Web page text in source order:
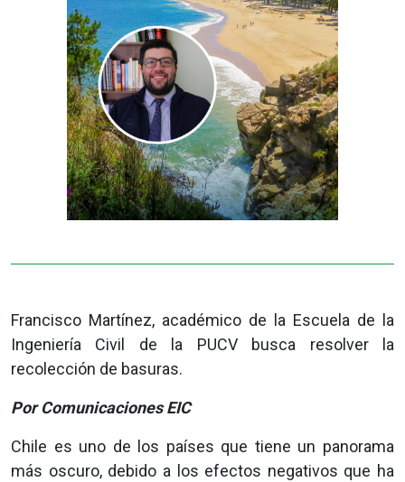
Francisco Martínez, académico de la Escuela de la
Ingeniería Civil de la PUCV busca resolver la
recolección de basuras.
Por Comunicaciones EIC
Chile es uno de los países que tiene un panorama
más oscuro, debido a los efectos negativos que ha